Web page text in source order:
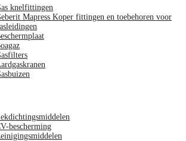
knelfittingen
Mapress Koper fittingen en toebehoren voor
bescherming